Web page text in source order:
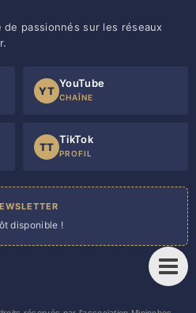
passionnés sur les réseaux
YT
YouTube
CHAÎNE
TT
TikTok
PROFIL
disponible !